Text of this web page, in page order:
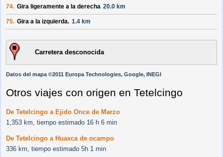
74. Gira ligeramente a la derecha 20.0 km
75. Gira a la izquierda. 1.4 km
Carretera desconocida
Datos del mapa ©2011 Europa Technologies, Google, INEGI
Otros viajes con origen en Tetelcingo
De Tetelcingo a Ejido Once de Marzo
1,353 km, tiempo estimado 16 h 6 min
De Tetelcingo a Huaxca de ocampo
336 km, tiempo estimado 5h 1 min